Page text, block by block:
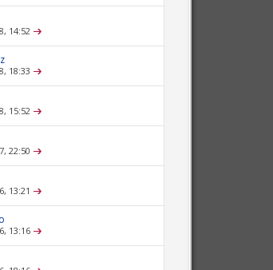
14:52
18:33
15:52
22:50
13:21
13:16